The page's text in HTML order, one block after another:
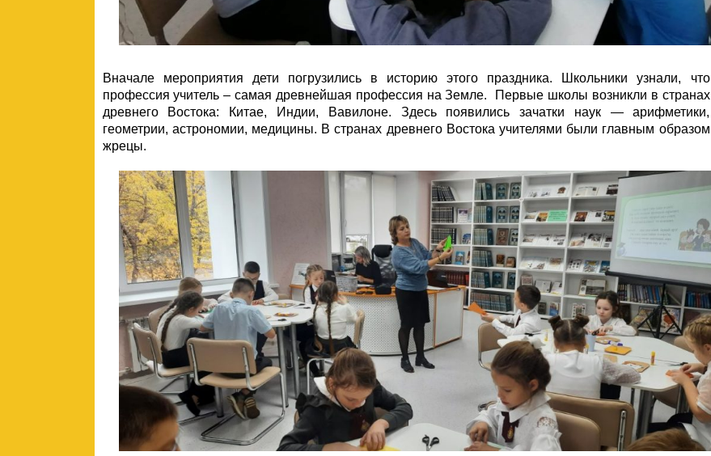
Вначале мероприятия дети погрузились в историю этого праздника. Школьники узнали, что
профессия учитель – самая древнейшая профессия на Земле. Первые школы возникли в странах
древнего Востока: Китае, Индии, Вавилоне. Здесь появились зачатки наук — арифметики,
геометрии, астрономии, медицины. В странах древнего Востока учителями были главным образом
жрецы.